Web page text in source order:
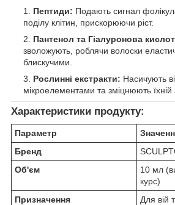
Пептиди: Подають сигнал
поділу клітин, прискорюючи ріст.
Пантенол та Гіалуронова
зволожують, роблячи волоски
блискучими.
Рослинні екстракти: Насичують
мікроелементами та зміцнюють їхній
Характеристики продукту:
Параметр
Бренд
Об'єм
10 мл
курс)
Призначення
Для вій